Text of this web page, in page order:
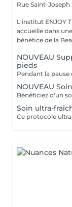
Rue Saint-Joseph
L'institut ENJOY
accueille dans
bénéfice de la
NOUVEAU
pieds
NOUVEAU
Soin ultra-